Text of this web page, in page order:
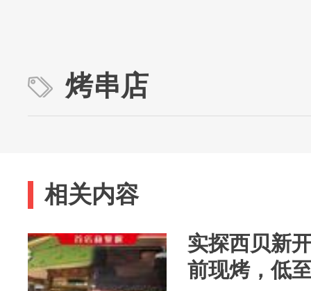
烤串店
相关内容
实探西贝新
前现烤，低